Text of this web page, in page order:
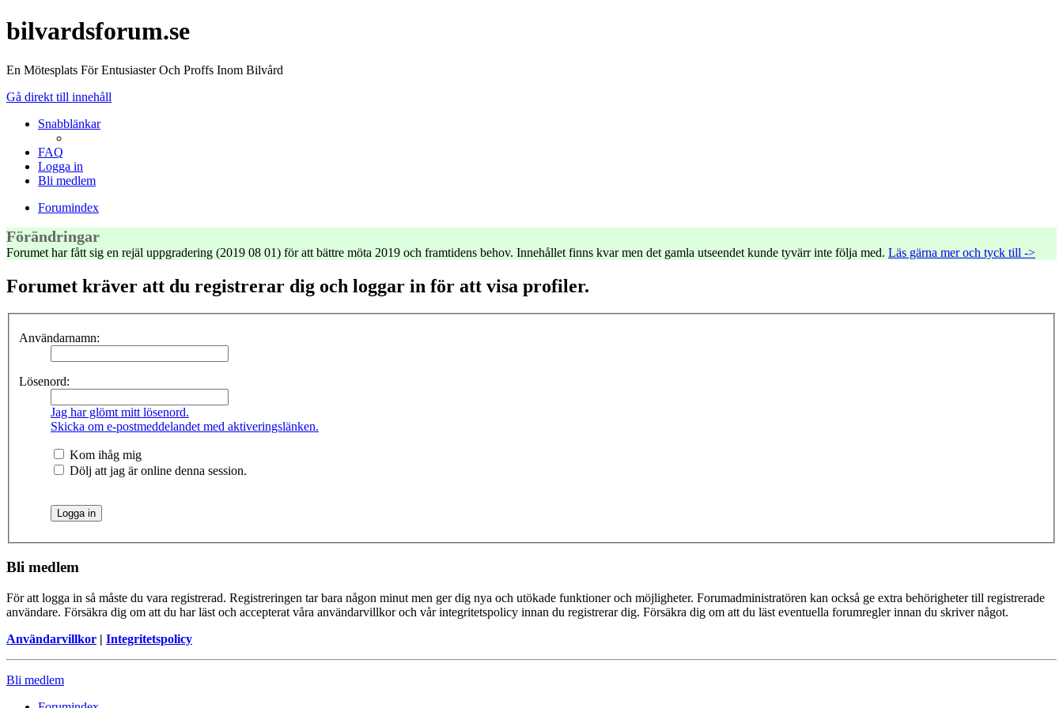
bilvardsforum.se
En Mötesplats För Entusiaster Och Proffs Inom Bilvård
Gå direkt till innehåll
Snabblänkar
FAQ
Logga in
Bli medlem
Forumindex
Förändringar
Forumet har fått sig en rejäl uppgradering (2019 08 01) för att bättre möta 2019 och framtidens behov. Innehållet finns kvar men det gamla utseendet kunde tyvärr inte följa med. Läs gärna mer och tyck till ->
Forumet kräver att du registrerar dig och loggar in för att visa profiler.
Användarnamn:
Lösenord:
Jag har glömt mitt lösenord.
Skicka om e-postmeddelandet med aktiveringslänken.
Kom ihåg mig
Dölj att jag är online denna session.
Bli medlem
För att logga in så måste du vara registrerad. Registreringen tar bara någon minut men ger dig nya och utökade funktioner och möjligheter. Forumadministratören kan också ge extra behörigheter till registrerade
användare. Försäkra dig om att du har läst och accepterat våra användarvillkor och vår integritetspolicy innan du registrerar dig. Försäkra dig om att du läst eventuella forumregler innan du skriver något.
Användarvillkor | Integritetspolicy
Bli medlem